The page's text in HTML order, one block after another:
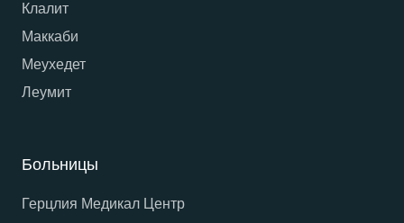
Клалит
Маккаби
Меухедет
Леумит
Больницы
Герцлия Медикал Центр